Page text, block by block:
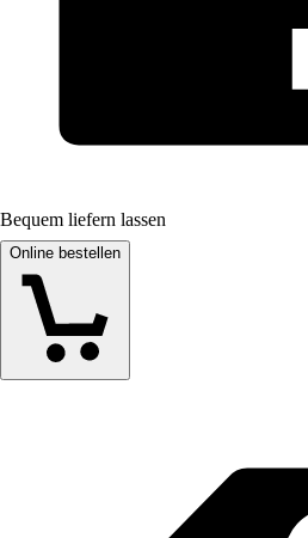
Bequem liefern lassen
Online bestellen